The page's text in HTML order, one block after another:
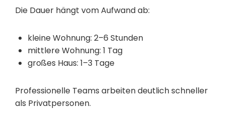
Die Dauer hängt vom Aufwand ab:
kleine Wohnung: 2–6 Stunden
mittlere Wohnung: 1 Tag
großes Haus: 1–3 Tage
Professionelle Teams arbeiten deutlich schneller
als Privatpersonen.